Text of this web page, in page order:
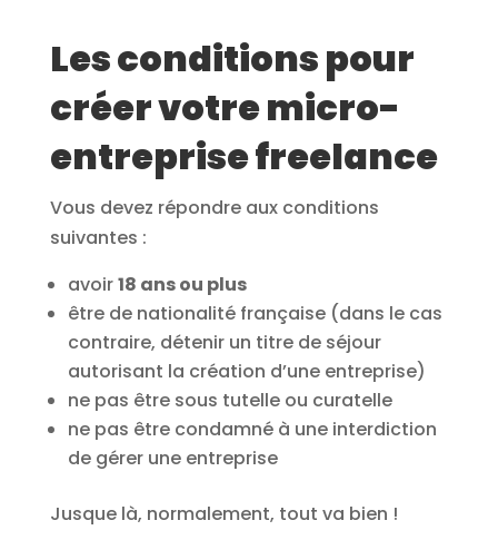
Les conditions pour
créer votre micro-
entreprise freelance
Vous devez répondre aux conditions
suivantes :
avoir18 ans ou plus
être de nationalité française (dans le cas
contraire, détenir un titre de séjour
autorisant la création d’une entreprise)
ne pas être sous tutelle ou curatelle
ne pas être condamné à une interdiction
de gérer une entreprise
Jusque là, normalement, tout va bien !